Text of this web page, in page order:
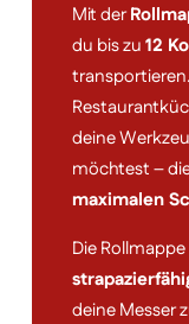
Mit der
du bis zu12
deine
möchtest –
maximalen
Die
deine Messer